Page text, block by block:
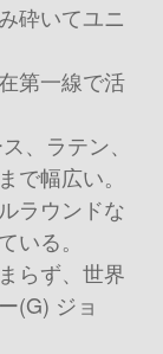
砕いてユニ
第一線で活
、ラテン、
で幅広い。
ラウンドな
いる。
らず、世界
(G) ジョ